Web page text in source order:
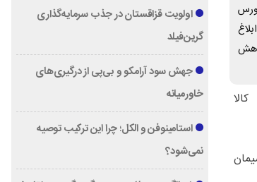
اولویت قزاقستان در جذب سرمایه‌گذاری
گرین‌فیلد
جهش سود آرامکو و بی‌پی از درگیری‌های
خاورمیانه
استامینوفن و الکل؛ چرا این ترکیب توصیه
نمی‌شود؟